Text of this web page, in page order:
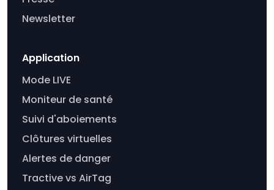
Newsletter
Application
Mode LIVE
Moniteur de santé
Suivi d'aboiements
Clôtures virtuelles
Alertes de danger
Tractive vs AirTag